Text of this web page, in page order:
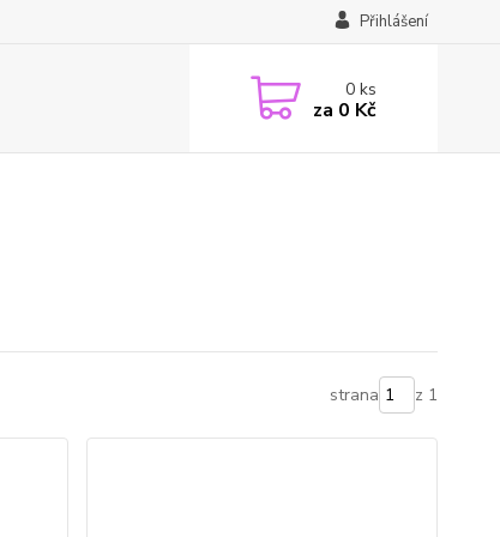
Přihlášení
0ks
za 0 Kč
strana z 1